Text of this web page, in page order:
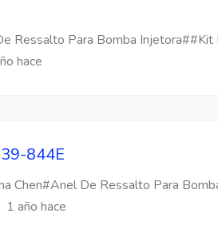
Ressalto Para Bomba
hace
844E
De Ressalto Para
1 año hace